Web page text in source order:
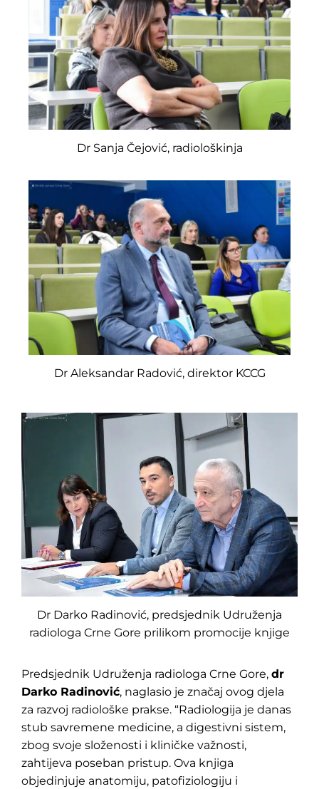
Dr Sanja Čejović, radiološkinja
Dr Aleksandar Radović, direktor KCCG
Dr Darko Radinović, predsjednik Udruženja
radiologa Crne Gore prilikom promocije knjige
Predsjednik Udruženja radiologa Crne Gore, dr
Darko Radinović, naglasio je značaj ovog djela
za razvoj radiološke prakse. “Radiologija je danas
stub savremene medicine, a digestivni sistem,
zbog svoje složenosti i kliničke važnosti,
zahtijeva poseban pristup. Ova knjiga
objedinjuje anatomiju, patofiziologiju i